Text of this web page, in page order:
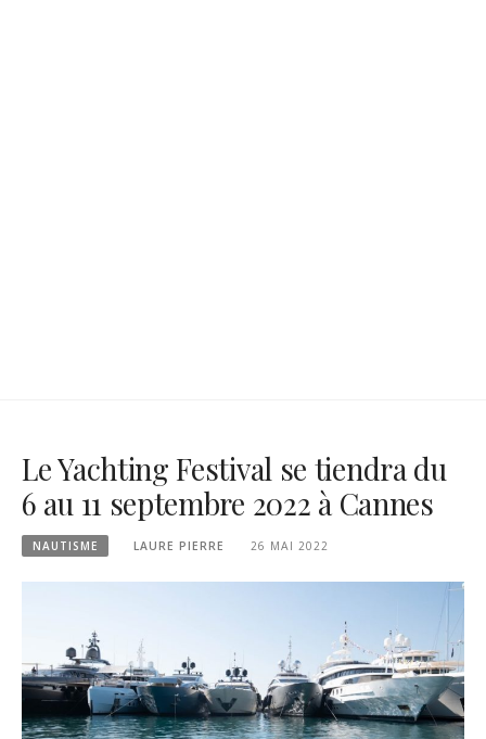
Le Yachting Festival se tiendra du
6 au 11 septembre 2022 à Cannes
NAUTISME LAURE PIERRE 26 MAI 2022